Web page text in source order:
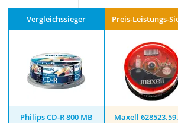
Vergleichssieger Preis-Leistungs-
Philips CD-R 800 MB Maxell